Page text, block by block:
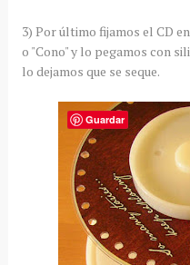
3) Por último fijamos el CD
o "Cono" y lo pegamos con
lo dejamos que se seque.
Guardar